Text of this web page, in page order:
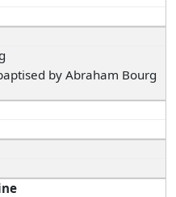
by Abraham Bourg